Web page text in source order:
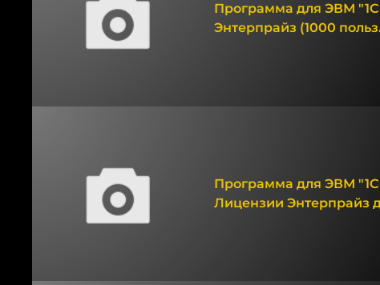
Программа для ЭВМ
Энтерпрайз (1000
Программа для ЭВМ
Лицензии Энтерпрайз